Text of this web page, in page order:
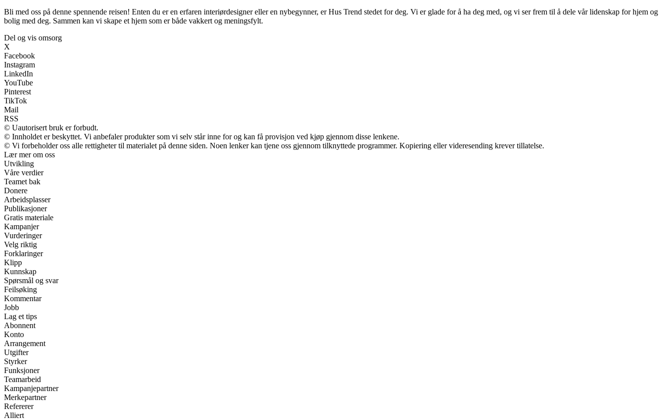
Bli med oss på denne spennende reisen! Enten du er en erfaren interiørdesigner eller en nybegynner, er Hus Trend stedet for deg. Vi er glade for å ha deg med, og vi ser frem til å dele vår lidenskap for hjem og
bolig med deg. Sammen kan vi skape et hjem som er både vakkert og meningsfylt.
Del og vis omsorg
X
Facebook
Instagram
LinkedIn
YouTube
Pinterest
TikTok
Mail
RSS
© Uautorisert bruk er forbudt.
© Innholdet er beskyttet. Vi anbefaler produkter som vi selv står inne for og kan få provisjon ved kjøp gjennom disse lenkene.
© Vi forbeholder oss alle rettigheter til materialet på denne siden. Noen lenker kan tjene oss gjennom tilknyttede programmer. Kopiering eller videresending krever tillatelse.
Lær mer om oss
Utvikling
Våre verdier
Teamet bak
Donere
Arbeidsplasser
Publikasjoner
Gratis materiale
Kampanjer
Vurderinger
Velg riktig
Forklaringer
Klipp
Kunnskap
Spørsmål og svar
Feilsøking
Kommentar
Jobb
Lag et tips
Abonnent
Konto
Arrangement
Utgifter
Styrker
Funksjoner
Teamarbeid
Kampanjepartner
Merkepartner
Refererer
Alliert